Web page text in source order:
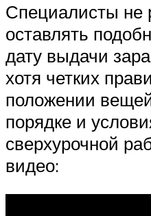
Специалисты не
оставлять
дату выдачи
хотя четких
положении
порядке и
сверхурочной
видео: